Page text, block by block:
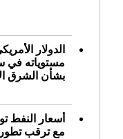
الدولار
مستوياته في
بشأن الشرق
أسعار النفط
مع ترقب